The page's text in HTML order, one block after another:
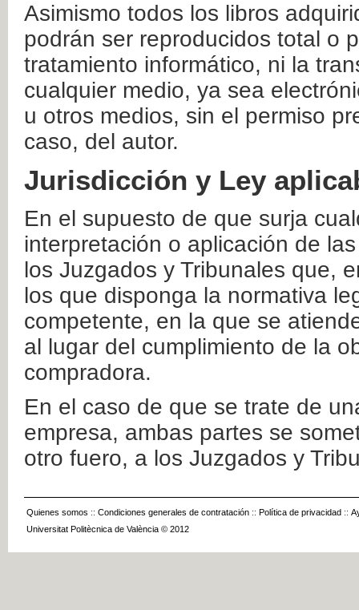
Asimismo todos los libros
podrán ser reproducidos total o
tratamiento informático, ni la
cualquier medio, ya sea
u otros medios, sin el permiso
caso, del autor.
Jurisdicción y Ley
En el supuesto de que surja
interpretación o aplicación de
los Juzgados y Tribunales que,
los que disponga la normativa
competente, en la que se
al lugar del cumplimiento de la
compradora.
En el caso de que se trate de
empresa, ambas partes se
otro fuero, a los Juzgados y
Quienes somos :: Condiciones generales de contratación :: Política de privacidad ::
Universitat Politècnica de València © 2012